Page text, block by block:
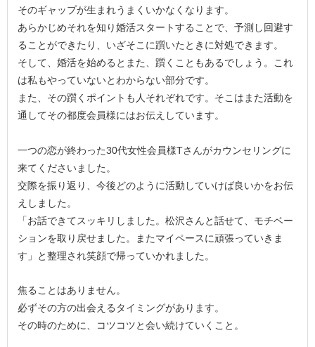
そのギャップが生まれうまくいかなくなります。
あらかじめそれを知り婚活スタートすることで、予測し回避す
ることができたり、いざそこに躓いたときに対処できます。
そして、婚活を始めるとまた、躓くこともあるでしょう。これ
は私もやっていないとわからない部分です。
また、その躓くポイントも人それぞれです。そこはまた活動を
通してその都度会員様にはお伝えしています。
一つの恋が終わった30代女性会員様Tさんがカウンセリングに
来てくださいました。
交際を振り返り、今後どのように活動していけば良いかをお伝
えしました。
「お話できてスッキリしました。松沢さんと話せて、モチベー
ションを取り戻せました。またマイペースに頑張っていきま
す」と整理され笑顔で帰っていかれました。
焦ることはありません。
必ずその方の出会えるタイミングがあります。
その時のために、コツコツと会い続けていくこと。